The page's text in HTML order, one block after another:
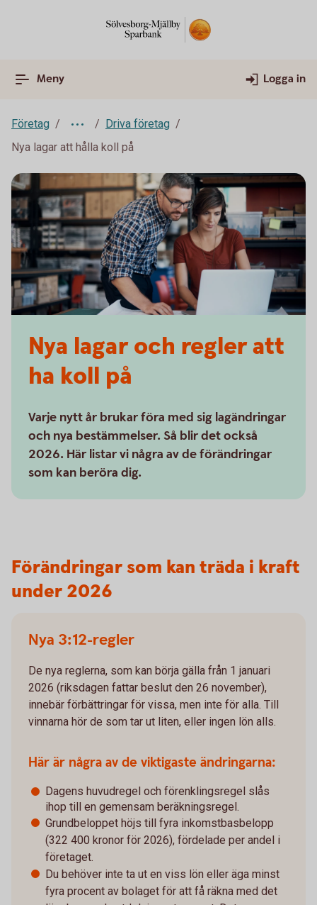
Meny Logga in
Företag
Driva företag
Nya lagar att hålla koll på
Nya lagar och regler att
ha koll på
Varje nytt år brukar föra med sig lagändringar
och nya bestämmelser. Så blir det också
2026. Här listar vi några av de förändringar
som kan beröra dig.
Förändringar som kan träda i kraft
under 2026
Nya 3:12-regler
De nya reglerna, som kan börja gälla från 1 januari
2026 (riksdagen fattar beslut den 26 november),
innebär förbättringar för vissa, men inte för alla. Till
vinnarna hör de som tar ut liten, eller ingen lön alls.
Här är några av de viktigaste ändringarna:
Dagens huvudregel och förenklingsregel slås
ihop till en gemensam beräkningsregel.
Grundbeloppet höjs till fyra inkomstbasbelopp
(322 400 kronor för 2026), fördelade per andel i
företaget.
Du behöver inte ta ut en viss lön eller äga minst
fyra procent av bolaget för att få räkna med det